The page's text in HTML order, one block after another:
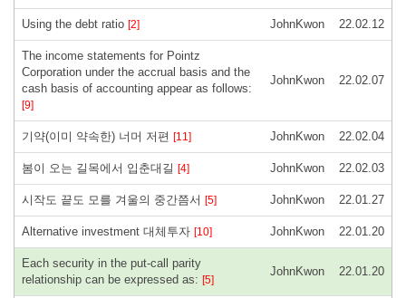
Using the debt ratio [2] JohnKwon 22.02.12
The income statements for Pointz
Corporation under the accrual basis and the
cash basis of accounting appear as follows:
[9]
JohnKwon 22.02.07
기약(이미 약속한) 너머 저편 [11] JohnKwon 22.02.04
봄이 오는 길목에서 입춘대길 [4] JohnKwon 22.02.03
시작도 끝도 모를 겨울의 중간쯤서 [5] JohnKwon 22.01.27
Alternative investment 대체투자 [10] JohnKwon 22.01.20
Each security in the put-call parity
relationship can be expressed as: [5]
JohnKwon 22.01.20